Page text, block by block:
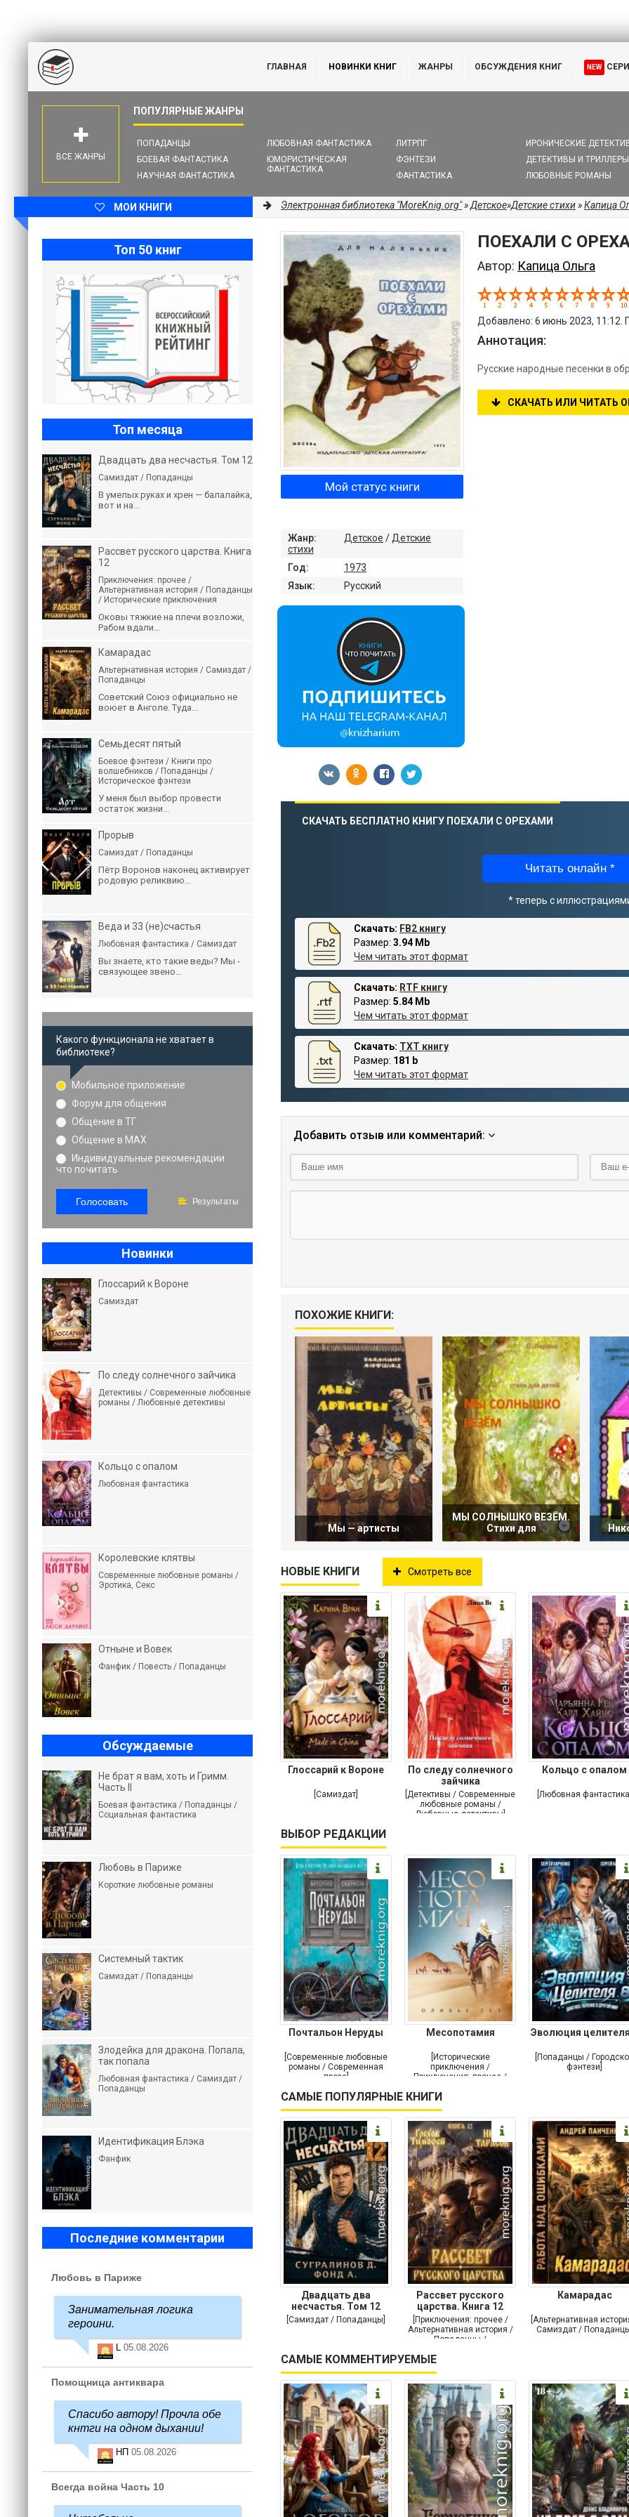
ГЛАВНАЯ НОВИНКИ КНИГ ЖАНРЫ ОБСУЖДЕНИЯ КНИГ NEW
ПОПАДАНЦЫ
БОЕВАЯ ФАНТАСТИКА
НАУЧНАЯ ФАНТАСТИКА
ЛЮБОВНАЯ ФАНТАСТИКА
ЮМОРИСТИЧЕСКАЯ
ФАНТАСТИКА
ЛИТРПГ
ФЭНТЕЗИ
ФАНТАСТИКА
ИРОНИЧЕСКИЕ
ДЕТЕКТИВЫ И ТРИЛЛЕРЫ
ЛЮБОВНЫЕ РОМАНЫ
ВСЕ ЖАНРЫ
МОИ КНИГИ Электронная библиотека "MoreKnig.org"»Детское»Детские стихи»Капица
ПОЕХАЛИ С
Автор: Капица Ольга
Добавлено: 6 июнь 2023, 11:12.
Аннотация:
Русские народные песенки в
СКАЧАТЬ ИЛИ ЧИТАТЬ
Мой статус книги
Жанр: Детское / Детские
стихи
Год:
1973
Язык:
Русский
СКАЧАТЬ БЕСПЛАТНО КНИГУ ПОЕХАЛИ С ОРЕХАМИ
Читать онлайн *
* теперь с
Скачать: FB2 книгу
Размер: 3.94 Mb
Чем читать этот формат
Скачать: RTF книгу
Размер: 5.84 Mb
Чем читать этот формат
Скачать: TXT книгу
Размер: 181 b
Чем читать этот формат
Добавить отзыв или комментарий:
ПОХОЖИЕ КНИГИ:
Мы — артисты
МЫ СОЛНЫШКО ВЕЗЁМ.
Стихи для
НОВЫЕ КНИГИ Смотреть все
Глоссарий к Вороне
[Самиздат]
По следу солнечного
зайчика
[Детективы / Современные
любовные романы /
Любовные детективы]
Кольцо с опалом
[Любовная
ВЫБОР РЕДАКЦИИ
Почтальон Неруды
[Современные любовные
романы / Современная
проза]
Месопотамия
[Исторические
приключения /
Приключения: прочее /
Историческая проза]
Эволюция
[Попаданцы /
фэнтези]
САМЫЕ ПОПУЛЯРНЫЕ КНИГИ
Двадцать два
несчастья. Том 12
[Самиздат / Попаданцы]
Рассвет русского
царства. Книга 12
[Приключения: прочее /
Альтернативная история /
Попаданцы /
приключения]
Камарадас
[Альтернативная
Самиздат /
САМЫЕ КОММЕНТИРУЕМЫЕ
Топ 50 книг
Топ месяца
Двадцать два несчастья. Том 12
Самиздат / Попаданцы
В умелых руках и хрен — балалайка,
вот и на...
Рассвет русского царства. Книга
12
Приключения: прочее /
Альтернативная история / Попаданцы
/ Исторические приключения
Оковы тяжкие на плечи возложи,
Рабом вдали...
Камарадас
Альтернативная история / Самиздат /
Попаданцы
Советский Союз официально не
воюет в Анголе. Туда...
Семьдесят пятый
Боевое фэнтези / Книги про
волшебников / Попаданцы /
Историческое фэнтези
У меня был выбор провести
остаток жизни...
Прорыв
Самиздат / Попаданцы
Пётр Воронов наконец активирует
родовую реликвию...
Веда и 33 (не)счастья
Любовная фантастика / Самиздат
Вы знаете, кто такие веды? Мы -
связующее звено...
Какого функционала не хватает в
библиотеке?
Мобильное приложение
Форум для общения
Общение в ТГ
Общение в MAX
Индивидуальные рекомендации
что почитать
Голосовать Результаты
Новинки
Глоссарий к Вороне
Самиздат
По следу солнечного зайчика
Детективы / Современные любовные
романы / Любовные детективы
Кольцо с опалом
Любовная фантастика
Королевские клятвы
Современные любовные романы /
Эротика, Секс
Отныне и Вовек
Фанфик / Повесть / Попаданцы
Обсуждаемые
Не брат я вам, хоть и Гримм.
Часть II
Боевая фантастика / Попаданцы /
Социальная фантастика
Любовь в Париже
Короткие любовные романы
Системный тактик
Самиздат / Попаданцы
Злодейка для дракона. Попала,
так попала
Любовная фантастика / Самиздат /
Попаданцы
Идентификация Блэка
Фанфик
Последние комментарии
Любовь в Париже
Занимательная логика
героини.
L 05.08.2026
Помощница антиквара
Спасибо автору! Прочла обе
кнтги на одном дыхании!
НП 05.08.2026
Всегда война Часть 10